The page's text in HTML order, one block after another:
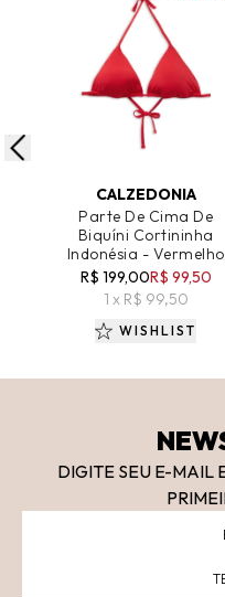
CALZEDONIA
Parte De Cima De
Biquíni Cortininha
Indonésia - Vermelho
R$ 199,00R$ 99,50
1 x R$ 99,50
WISHLIST
DIGITE SEU E-MAIL